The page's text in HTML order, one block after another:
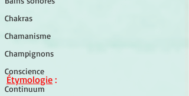
Chakras
Chamanisme
Champignons
Conscience
Continuum
Étymologie :